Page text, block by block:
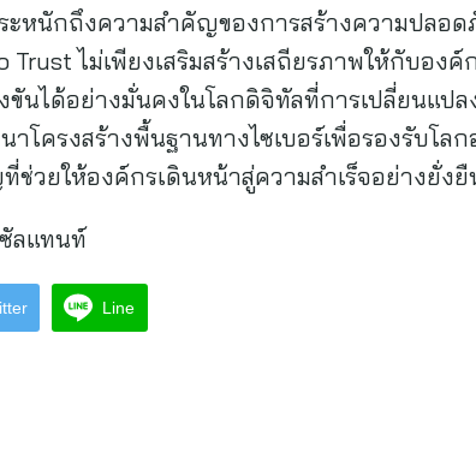
หนักถึงความสำคัญของการสร้างความปลอด
Trust ไม่เพียงเสริมสร้างเสถียรภาพให้กับอง
นได้อย่างมั่นคงในโลกดิจิทัลที่การเปลี่ยนแปล
โครงสร้างพื้นฐานทางไซเบอร์เพื่อรองรับโล
วยให้องค์กรเดินหน้าสู่ความสำเร็จอย่างยั่ง
ลแทนท์
Line